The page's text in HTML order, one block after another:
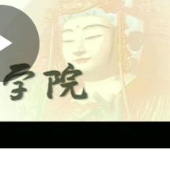
Play
Video